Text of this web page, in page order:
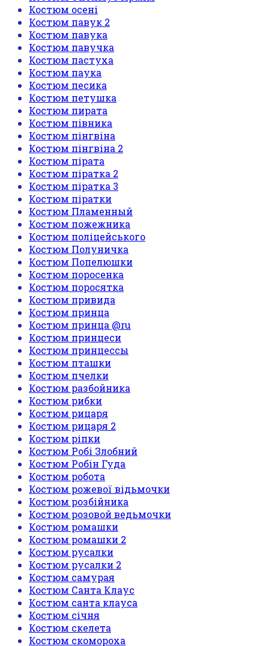
Костюм осені
Костюм павук 2
Костюм павука
Костюм павучка
Костюм пастуха
Костюм паука
Костюм песика
Костюм петушка
Костюм пирата
Костюм півника
Костюм пінгвіна
Костюм пінгвіна 2
Костюм пірата
Костюм піратка 2
Костюм піратка 3
Костюм піратки
Костюм Пламенный
Костюм пожежника
Костюм поліцейського
Костюм Полуничка
Костюм Попелюшки
Костюм поросенка
Костюм поросятка
Костюм привида
Костюм принца
Костюм принца @ru
Костюм принцеси
Костюм принцессы
Костюм пташки
Костюм пчелки
Костюм разбойника
Костюм рибки
Костюм рицаря
Костюм рицаря 2
Костюм ріпки
Костюм Робі Злобний
Костюм Робін Гуда
Костюм робота
Костюм рожевої відьмочки
Костюм розбійника
Костюм розовой ведьмочки
Костюм ромашки
Костюм ромашки 2
Костюм русалки
Костюм русалки 2
Костюм самурая
Костюм Санта Клаус
Костюм санта клауса
Костюм січня
Костюм скелета
Костюм скомороха